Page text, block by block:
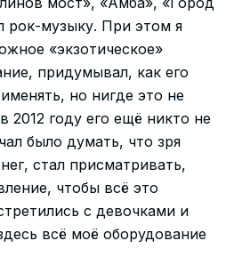
рок-музыку. При этом я
«экзотическое»
придумывал, как его
но нигде это не
2012 году его ещё никто не
было думать, что зря
стал присматривать,
чтобы всё это
с девочками и
всё моё оборудование